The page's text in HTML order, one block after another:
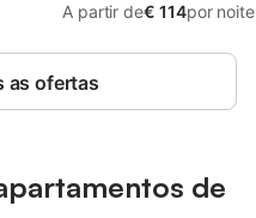
A partir de€ 114por noite
as ofertas
de